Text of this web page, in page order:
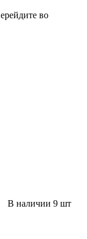
во
В наличии 9 шт